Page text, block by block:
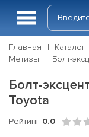
Главная Каталог
Метизы
Болт-
Болт-
Toyota
Рейтинг 0.0